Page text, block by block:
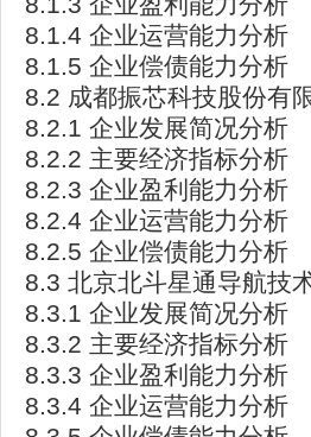
8.1.4 企业运营能力分析
8.1.5 企业偿债能力分析
8.2 成都振芯科技股份有
8.2.1 企业发展简况分析
8.2.2 主要经济指标分析
8.2.3 企业盈利能力分析
8.2.4 企业运营能力分析
8.2.5 企业偿债能力分析
8.3 北京北斗星通导航技
8.3.1 企业发展简况分析
8.3.2 主要经济指标分析
8.3.3 企业盈利能力分析
8.3.4 企业运营能力分析